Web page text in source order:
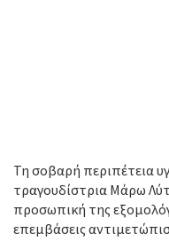
Τη σοβαρή περιπέτεια
τραγουδίστρια Μάρω
προσωπική της
επεμβάσεις